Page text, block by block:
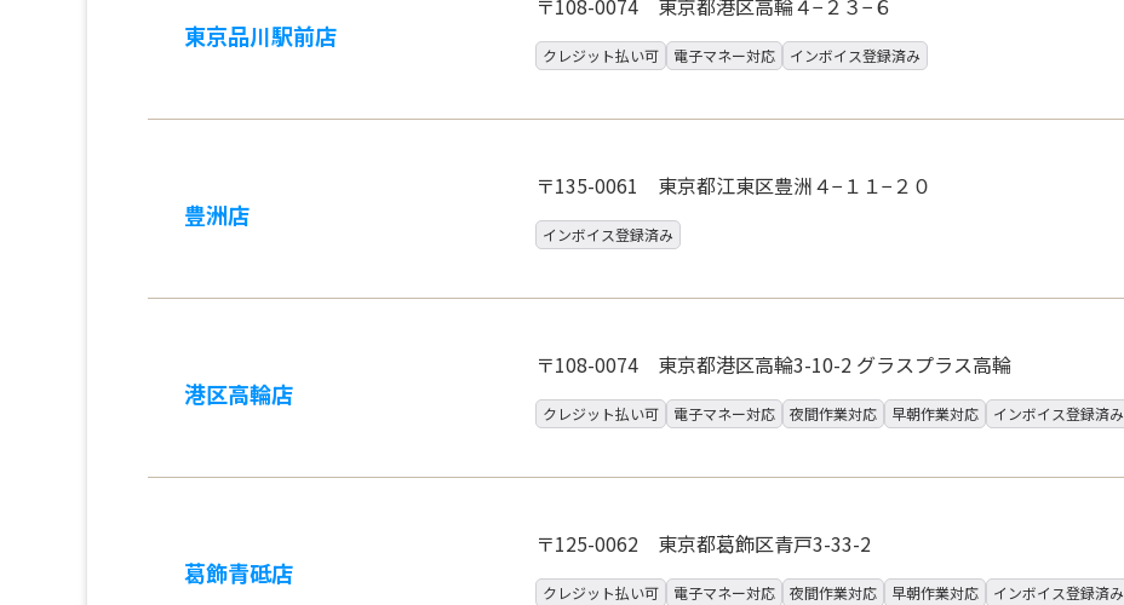
東京品川駅前店
〒108-0074 東京都港区高輪４−２３−６
クレジット払い可 電子マネー対応 インボイス登録済み
豊洲店
〒135-0061 東京都江東区豊洲４−１１−２０
インボイス登録済み
港区高輪店
〒108-0074 東京都港区高輪3-10-2 グラスプラス高輪
クレジット払い可 電子マネー対応 夜間作業対応 早朝作業対応 インボイス登録済み
葛飾青砥店
〒125-0062 東京都葛飾区青戸3-33-2
クレジット払い可 電子マネー対応 夜間作業対応 早朝作業対応 インボイス登録済み